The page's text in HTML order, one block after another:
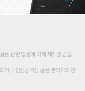
은 관련 법률에 의해 제재를 받을
거나 인신공격성 글은 관리자의 판